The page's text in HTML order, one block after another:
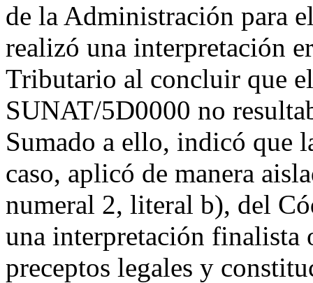
de la Administración para
realizó una interpretación
Tributario al concluir que
SUNAT/5D0000 no
Sumado a ello, indicó que
caso, aplicó de manera
numeral 2, literal b), del
una interpretación finalista
preceptos legales y